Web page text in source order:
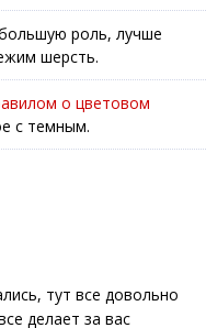
роль, лучше
шерсть.
о цветовом
с темным.
тут все довольно
делает за вас